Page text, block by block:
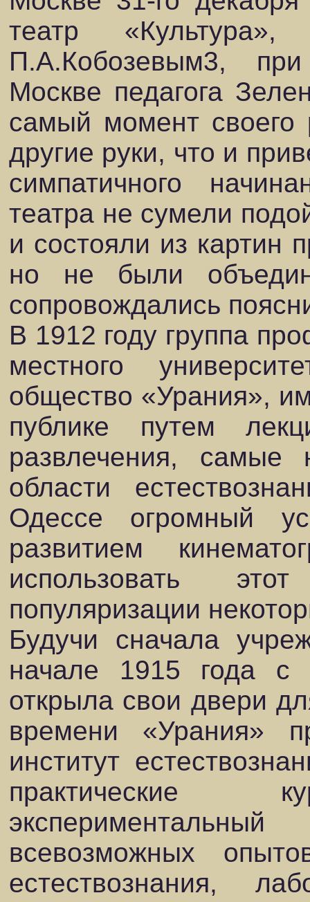
театр
П.А.Кобозевым3,
Москве педагога
самый момент
другие руки, что и
симпатичного
театра не сумели
и состояли из картин
но не были
сопровождались
В 1912 году группа
местного
общество «Урания»,
публике путем
развлечения, самые
области
Одессе огромный
развитием
использовать
популяризации
Будучи сначала
начале 1915 года с
открыла свои двери
времени «Урания»
институт
практические
всевозможных
естествознания,